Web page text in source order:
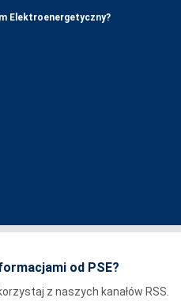
Elektroenergetyczny?
od PSE?
z naszych kanałów RSS.